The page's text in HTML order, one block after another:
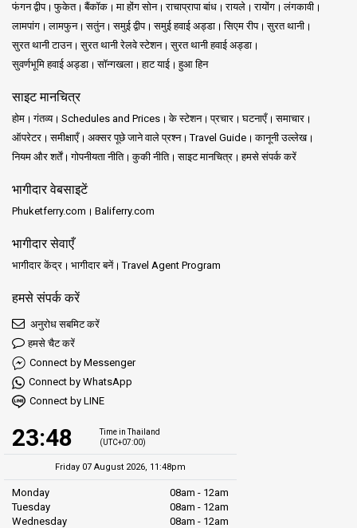
फंगन द्वीप
फुकेत बैंकॉक मा होंग सोन राचाप्रापा बांध रायले रायोंग
लंगकावी
लामपांग
लामफुन सतुंन समुई द्वीप समुई हवाई अड्डा सिएम रीप
सुरत थानी
सुरत थानी टाउन
सुरत थानी रेलवे स्टेशन
सुरत थानी हवाई अड्डा
सुवर्णभूमि हवाई अड्डा
सॉन्गखला हाट याई हुआ हिन
साइट मानचित्र
होम गंतव्य Schedules and Prices के स्टेशन प्रचार घटनाएँ
समाचार
ऑपरेटर
समीक्षाएँ अक्सर पूछे जाने वाले प्रश्न Travel Guide
कानूनी उल्लेख
नियम और शर्तें
गोपनीयता नीति कुकी नीति साइट मानचित्र हमसे संपर्क करें
भागीदार वेबसाइटें
Phuketferry.com Baliferry.com
भागीदार सेवाएँ
भागीदार केंद्र भागीदार बनें Travel Agent Program
हमसे संपर्क करें
अनुरोध सबमिट करें
हमसे चैट करें
Connect by Messenger
Connect by WhatsApp
Connect by LINE
23:48
Time in Thailand
(UTC+07:00)
Friday 07 August 2026, 11:48pm
Monday
08am - 12am
Tuesday
08am - 12am
Wednesday
08am - 12am